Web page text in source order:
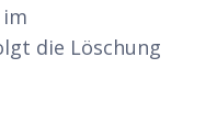
die Löschung